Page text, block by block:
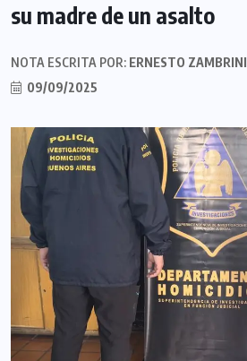
su madre de un asalto
NOTA ESCRITA POR: ERNESTO ZAMBRINI
09/09/2025